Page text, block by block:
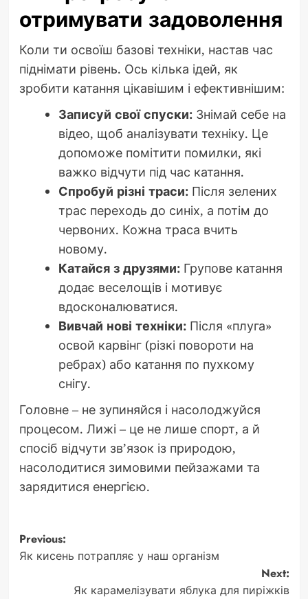
отримувати задоволення
Коли ти освоїш базові техніки, настав час
піднімати рівень. Ось кілька ідей, як
зробити катання цікавішим і ефективнішим:
Записуй свої спуски:Знімай себе на
відео, щоб аналізувати техніку. Це
допоможе помітити помилки, які
важко відчути під час катання.
Спробуй різні траси:Після зелених
трас переходь до синіх, а потім до
червоних. Кожна траса вчить
новому.
Катайся з друзями:Групове катання
додає веселощів і мотивує
вдосконалюватися.
Вивчай нові техніки:Після «плуга»
освой карвінг (різкі повороти на
ребрах) або катання по пухкому
снігу.
Головне – не зупиняйся і насолоджуйся
процесом. Лижі – це не лише спорт, а й
спосіб відчути зв’язок із природою,
насолодитися зимовими пейзажами та
зарядитися енергією.
Post
navigation
Previous:
Як кисень потрапляє у наш організм
Next:
Як карамелізувати яблука для пиріжків